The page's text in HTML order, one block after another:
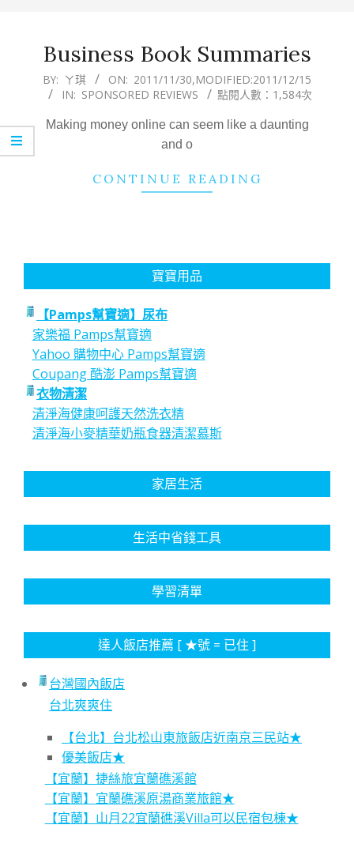
Business Book Summaries
2011-
11-
30
BY: ㄚ琪 ON: 2011/11/30,MODIFIED:2011/12/15
IN: SPONSORED REVIEWS 點閱人數：1,584次
Making money online can seem like a daunting
and o
CONTINUE READING
寶寶用品
【Pamps幫寶適】尿布
家樂福 Pamps幫寶適
Yahoo 購物中心 Pamps幫寶適
Coupang 酷澎 Pamps幫寶適
衣物清潔
清淨海健康呵護天然洗衣精
清淨海小麥精華奶瓶食器清潔慕斯
家居生活
生活中省錢工具
學習清單
達人飯店推薦 [ ★號 = 已住 ]
台灣國內飯店
台北爽爽住
【台北】台北松山東旅飯店近南京三民站★
優美飯店★
【宜蘭】捷絲旅宜蘭礁溪館
【宜蘭】宜蘭礁溪原湯商業旅館★
【宜蘭】山月22宜蘭礁溪Villa可以民宿包棟★